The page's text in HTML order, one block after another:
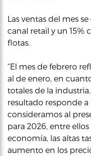
Las ventas del mes
canal retail y un 15%
flotas.
“El mes de febrero
al de enero, en
totales de la
resultado responde
consideramos al
para 2026, entre
economía, las altas
aumento en los